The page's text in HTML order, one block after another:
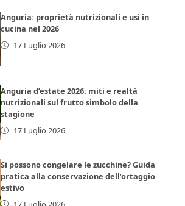
Anguria: proprietà nutrizionali e usi in
cucina nel 2026
17 Luglio 2026
Anguria d’estate 2026: miti e realtà
nutrizionali sul frutto simbolo della
stagione
17 Luglio 2026
Si possono congelare le zucchine? Guida
pratica alla conservazione dell’ortaggio
estivo